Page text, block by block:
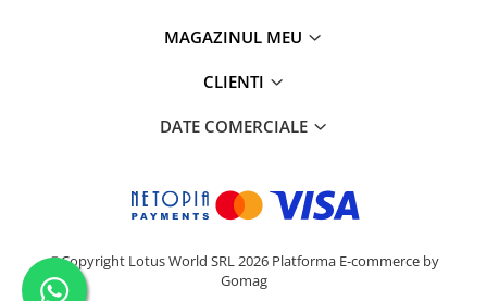
MAGAZINUL MEU
CLIENTI
DATE COMERCIALE
©Copyright Lotus World SRL 2026 Platforma E-commerce by
Gomag